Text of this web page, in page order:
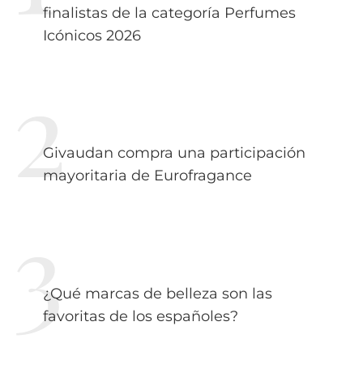
finalistas de la categoría Perfumes
Icónicos 2026
Givaudan compra una participación
mayoritaria de Eurofragance
¿Qué marcas de belleza son las
favoritas de los españoles?